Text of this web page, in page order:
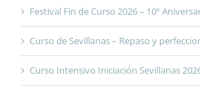
Festival Fin de Curso 2026 – 10º
Curso de Sevillanas – Repaso y
Curso Intensivo Iniciación Sevillanas